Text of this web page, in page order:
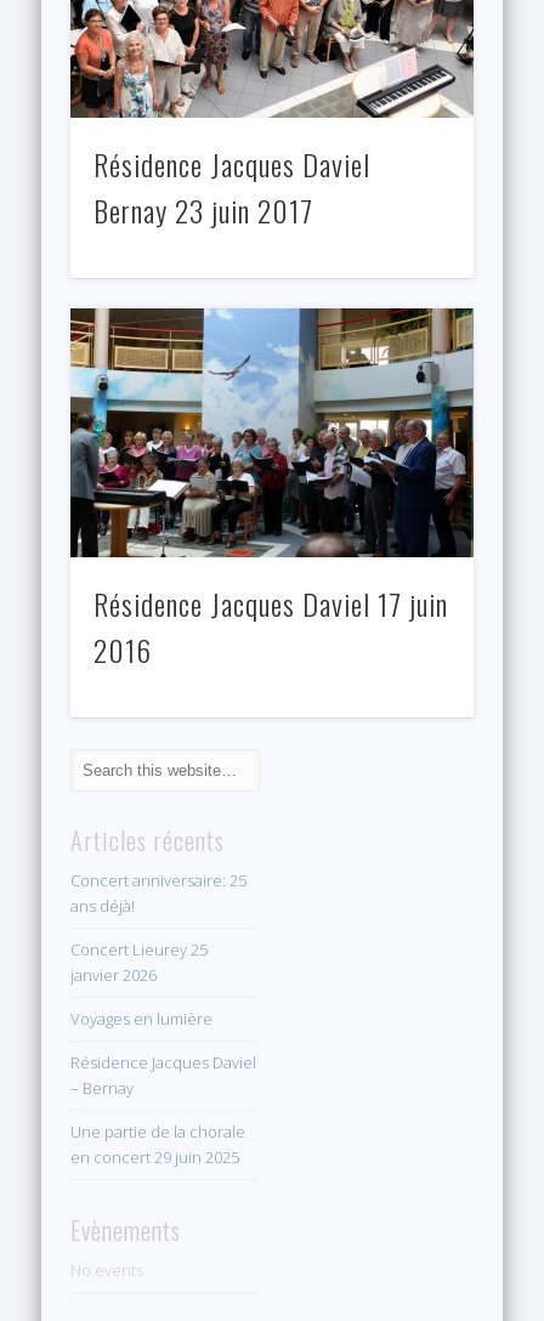
Résidence Jacques Daviel
Bernay 23 juin 2017
Résidence Jacques Daviel 17 juin
2016
Articles récents
Concert anniversaire: 25
ans déjà!
Concert Lieurey 25
janvier 2026
Voyages en lumière
Résidence Jacques Daviel
– Bernay
Une partie de la chorale
en concert 29 juin 2025
Evènements
No events